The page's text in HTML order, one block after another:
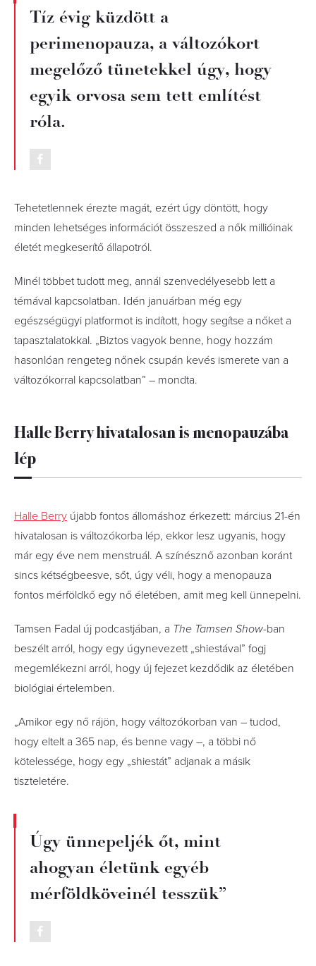
Tíz évig küzdött a
perimenopauza, a változókort
megelőző tünetekkel úgy, hogy
egyik orvosa sem tett említést
róla.
Tehetetlennek érezte magát, ezért úgy döntött, hogy
minden lehetséges információt összeszed a nők millióinak
életét megkeserítő állapotról.
Minél többet tudott meg, annál szenvedélyesebb lett a
témával kapcsolatban. Idén januárban még egy
egészségügyi platformot is indított, hogy segítse a nőket a
tapasztalatokkal. „Biztos vagyok benne, hogy hozzám
hasonlóan rengeteg nőnek csupán kevés ismerete van a
változókorral kapcsolatban” – mondta.
Halle Berry hivatalosan is menopauzába
lép
Halle Berry újabb fontos állomáshoz érkezett: március 21-én
hivatalosan is változókorba lép, ekkor lesz ugyanis, hogy
már egy éve nem menstruál. A színésznő azonban koránt
sincs kétségbeesve, sőt, úgy véli, hogy a menopauza
fontos mérföldkő egy nő életében, amit meg kell ünnepelni.
Tamsen Fadal új podcastjában, a The Tamsen Show-ban
beszélt arról, hogy egy úgynevezett „shiestával” fogj
megemlékezni arról, hogy új fejezet kezdődik az életében
biológiai értelemben.
„Amikor egy nő rájön, hogy változókorban van – tudod,
hogy eltelt a 365 nap, és benne vagy –, a többi nő
kötelessége, hogy egy „shiestát” adjanak a másik
tiszteletére.
Úgy ünnepeljék őt, mint
ahogyan életünk egyéb
mérföldköveinél tesszük”